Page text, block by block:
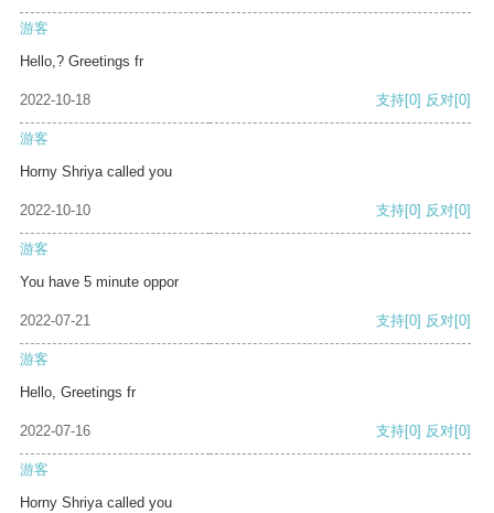
游客
Hello,? Greetings fr
2022-10-18 支持[0] 反对[0]
游客
Horny Shriya called you
2022-10-10 支持[0] 反对[0]
游客
You have 5 minute oppor
2022-07-21 支持[0] 反对[0]
游客
Hello, Greetings fr
2022-07-16 支持[0] 反对[0]
游客
Horny Shriya called you